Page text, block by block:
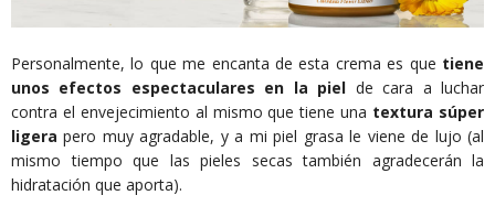
Personalmente, lo que me encanta de esta crema es que tiene
unos efectos espectaculares en la piel de cara a luchar
contra el envejecimiento al mismo que tiene una textura súper
ligera pero muy agradable, y a mi piel grasa le viene de lujo (al
mismo tiempo que las pieles secas también agradecerán la
hidratación que aporta).